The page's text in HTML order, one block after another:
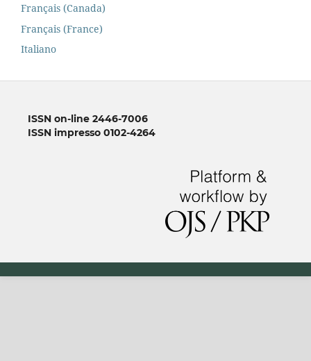
Français (Canada)
Français (France)
Italiano
ISSN on-line 2446-7006
ISSN impresso 0102-4264